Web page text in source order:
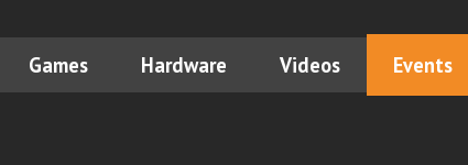
Games Hardware Videos Events